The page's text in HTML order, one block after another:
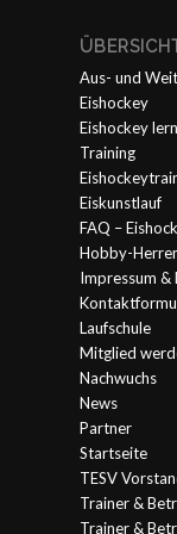
Aus- und
Eishockey
Eishockey
Training
Eiskunstlauf
FAQ –
Hobby-
Impressum &
Laufschule
Mitglied
Nachwuchs
News
Partner
Startseite
TESV
Trainer &
Trainer &